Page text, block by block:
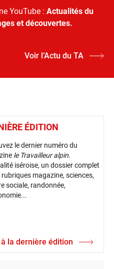
YouTube : Actualités du
et découvertes.
Voir l’Actu du TA
ÉDITION
le dernier numéro du
le Travailleur alpin.
iséroise, un dossier complet
rubriques magazine, sciences,
sociale, randonnée,
la dernière édition